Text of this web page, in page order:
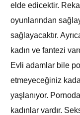
elde edicektir.
oyunlarından
sağlayacaktır.
kadın ve fantezi
Evli adamlar bile
etmeyeceğiniz
yaşlanıyor.
kadınlar vardır.